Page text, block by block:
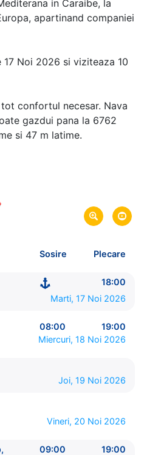
in Caraibe, la
apartinand companiei
Noi 2026 si viziteaza 10
confortul necesar. Nava
gazdui pana la 6762
si 47 m latime.
in
Mediterana in Caraibe -
Fort-de-France, Martinica
Sosire Plecare
18:00
Marti, 17 Noi 2026
08:00
19:00
Miercuri, 18 Noi 2026
Joi, 19 Noi 2026
Vineri, 20 Noi 2026
09:00 19:00